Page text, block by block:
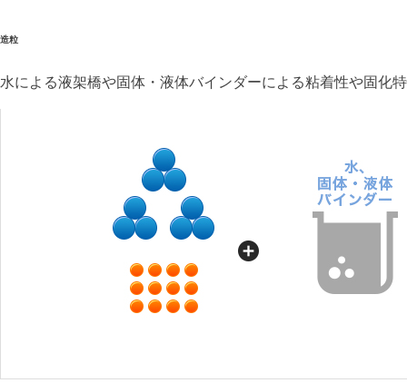
造粒
水による液架橋や固体 ・ 液体バインダーによる粘着性や固化